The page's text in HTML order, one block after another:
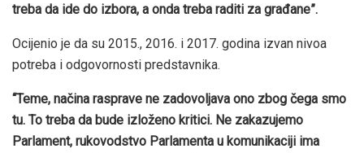
treba da ide do izbora, a onda treba raditi za građane”.
Ocijenio je da su 2015., 2016. i 2017. godina izvan nivoa
potreba i odgovornosti predstavnika.
“Teme, načina rasprave ne zadovoljava ono zbog čega smo
tu. To treba da bude izloženo kritici. Ne zakazujemo
Parlament, rukovodstvo Parlamenta u komunikaciji ima